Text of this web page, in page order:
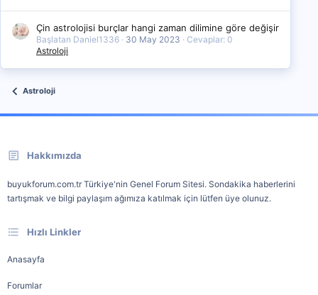
Çin astrolojisi burçlar hangi zaman dilimine göre değişir
Başlatan Daniel1336 30 May 2023
Cevaplar: 0
Astroloji
Astroloji
Hakkımızda
buyukforum.com.tr Türkiye'nin Genel Forum Sitesi. Sondakika haberlerini
tartışmak ve bilgi paylaşım ağımıza katılmak için lütfen üye olunuz.
Hızlı Linkler
Anasayfa
Forumlar